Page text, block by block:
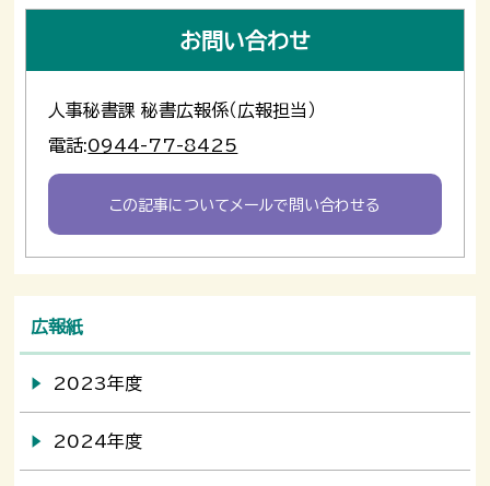
お問い合わせ
人事秘書課 秘書広報係（広報担当）
電話:0944-77-8425
この記事についてメールで問い合わせる
広報紙
2023年度
2024年度